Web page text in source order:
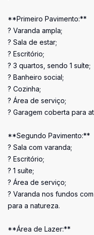
**Primeiro Pavimento:**
? Varanda ampla;
? Sala de estar;
? Escritório;
? 3 quartos, sendo 1 suíte;
? Banheiro social;
? Cozinha;
? Área de serviço;
? Garagem coberta para
**Segundo Pavimento:**
? Sala com varanda;
? Escritório;
? 1 suíte;
? Área de serviço;
? Varanda nos fundos
para a natureza.
**Área de Lazer:**